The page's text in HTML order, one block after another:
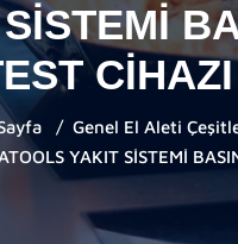
CİHAZI
Genel El Aleti
YAKIT SİSTEMİ